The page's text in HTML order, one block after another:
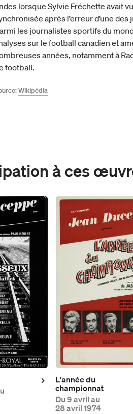
lorsque Sylvie Fréchette avait
après l’erreur d’une
les journalistes sportifs du
sur le football canadien et
années, notamment à
football.
Wikipédia
à ces
L'année du
championnat
Du9 avril au
28 avril 1974